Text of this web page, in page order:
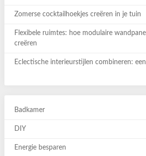
Zomerse cocktailhoekjes creëren in je tuin
Flexibele ruimtes: hoe modulaire
creëren
Eclectische interieurstijlen combineren:
Badkamer
DIY
Energie besparen